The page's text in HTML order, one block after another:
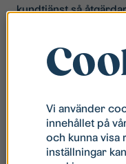
kundtjänst så
Vi använder
innehållet på
och kunna visa
inställningar